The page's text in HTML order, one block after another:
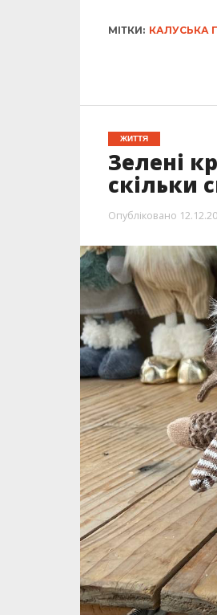
МІТКИ: КАЛУСЬКА
ЖИТТЯ
Зелені
скільки
Опубліковано